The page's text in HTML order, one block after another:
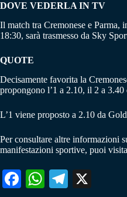
DOVE VEDERLA IN TV
Il match tra Cremonese e Parma,
18:30, sarà trasmesso da Sky
QUOTE
Decisamente favorita la
propongono l’1 a 2.10, il 2 a
L’1 viene proposto a 2.10 da
Per consultare altre informazioni
manifestazioni sportive, puoi
Fa W
Te